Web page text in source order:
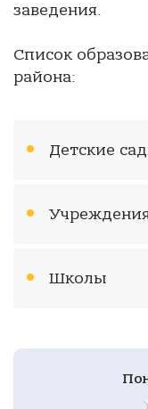
заведения.
Список
района:
Детские
Школы